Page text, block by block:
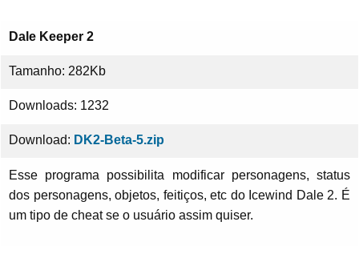
Dale Keeper 2
Tamanho: 282Kb
Downloads: 1232
Download: DK2-Beta-5.zip
Esse programa possibilita modificar personagens, status
dos personagens, objetos, feitiços, etc do Icewind Dale 2. É
um tipo de cheat se o usuário assim quiser.